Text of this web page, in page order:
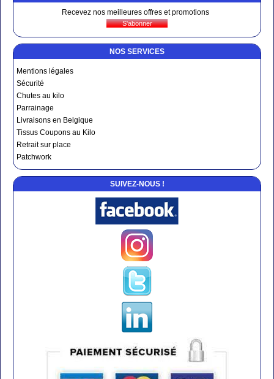
Recevez nos meilleures offres et promotions
NOS SERVICES
Mentions légales
Sécurité
Chutes au kilo
Parrainage
Livraisons en Belgique
Tissus Coupons au Kilo
Retrait sur place
Patchwork
SUIVEZ-NOUS !